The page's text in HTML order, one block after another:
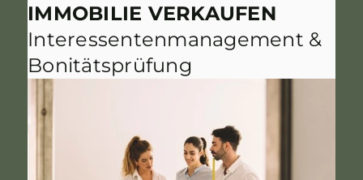
IMMOBILIE VERKAUFEN
Interessentenmanagement &
Bonitätsprüfung